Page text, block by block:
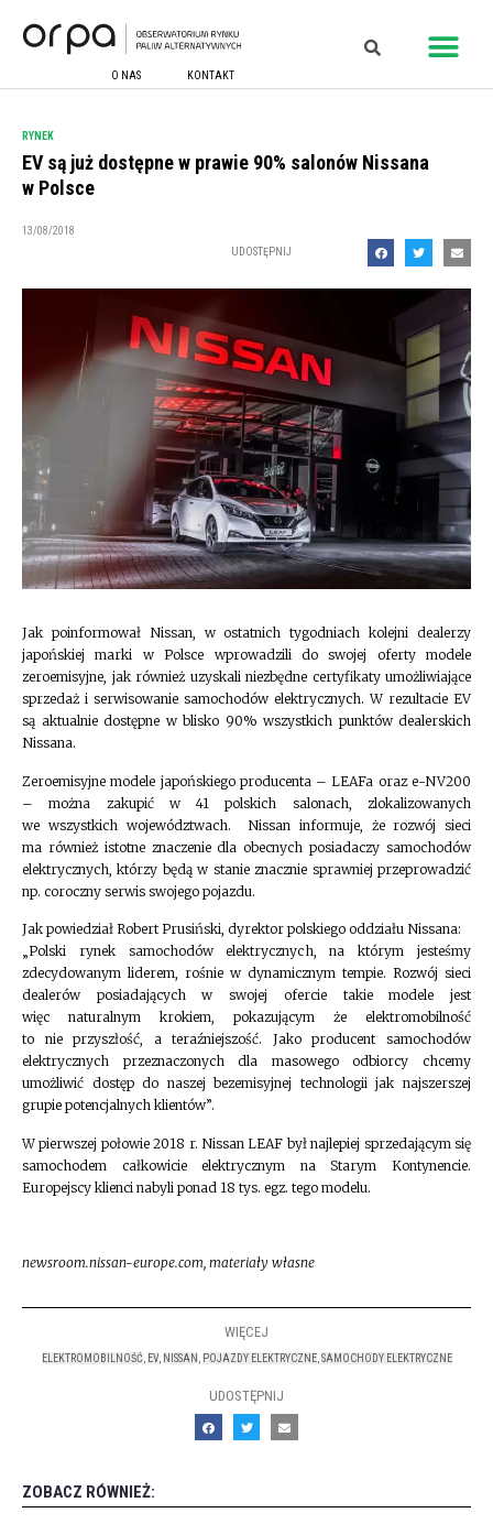
O NAS KONTAKT
RYNEK
EV są już dostępne w prawie 90% salonów Nissana
w Polsce
13/08/2018
UDOSTĘPNIJ
Jak poinformował Nissan, w ostatnich tygodniach kolejni dealerzy
japońskiej marki w Polsce wprowadzili do swojej oferty modele
zeroemisyjne, jak również uzyskali niezbędne certyfikaty umożliwiające
sprzedaż i serwisowanie samochodów elektrycznych. W rezultacie EV
są aktualnie dostępne w blisko 90% wszystkich punktów dealerskich
Nissana.
Zeroemisyjne modele japońskiego producenta – LEAFa oraz e-NV200
– można zakupić w 41 polskich salonach, zlokalizowanych
we wszystkich województwach. Nissan informuje, że rozwój sieci
ma również istotne znaczenie dla obecnych posiadaczy samochodów
elektrycznych, którzy będą w stanie znacznie sprawniej przeprowadzić
np. coroczny serwis swojego pojazdu.
Jak powiedział Robert Prusiński, dyrektor polskiego oddziału Nissana:
„Polski rynek samochodów elektrycznych, na którym jesteśmy
zdecydowanym liderem, rośnie w dynamicznym tempie. Rozwój sieci
dealerów posiadających w swojej ofercie takie modele jest
więc naturalnym krokiem, pokazującym że elektromobilność
to nie przyszłość, a teraźniejszość. Jako producent samochodów
elektrycznych przeznaczonych dla masowego odbiorcy chcemy
umożliwić dostęp do naszej bezemisyjnej technologii jak najszerszej
grupie potencjalnych klientów”.
W pierwszej połowie 2018 r. Nissan LEAF był najlepiej sprzedającym się
samochodem całkowicie elektrycznym na Starym Kontynencie.
Europejscy klienci nabyli ponad 18 tys. egz. tego modelu.
newsroom.nissan-europe.com, materiały własne
WIĘCEJ
ELEKTROMOBILNOŚĆ EV, NISSAN POJAZDY ELEKTRYCZNE, SAMOCHODY ELEKTRYCZNE
UDOSTĘPNIJ
ZOBACZ RÓWNIEŻ: